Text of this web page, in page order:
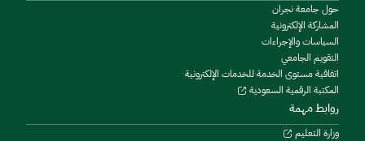
حول جامعة نجران
المشاركة الإلكترونية
السياسات والإجراءات
التقويم الجامعي
اتفاقية مستوى الخدمة للخدمات الإلكترونية
المكتبة الرقمية السعودية
روابط مهمة
وزارة التعليم